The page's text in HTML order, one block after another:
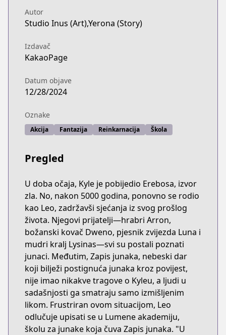
Autor
Studio Inus (Art),Yerona (Story)
Izdavač
KakaoPage
Datum objave
12/28/2024
Oznake
Akcija Fantazija Reinkarnacija Škola
Pregled
U doba očaja, Kyle je pobijedio Erebosa, izvor
zla. No, nakon 5000 godina, ponovno se rodio
kao Leo, zadržavši sjećanja iz svog prošlog
života. Njegovi prijatelji—hrabri Arron,
božanski kovač Dweno, pjesnik zvijezda Luna i
mudri kralj Lysinas—svi su postali poznati
junaci. Međutim, Zapis junaka, nebeski dar
koji bilježi postignuća junaka kroz povijest,
nije imao nikakve tragove o Kyleu, a ljudi u
sadašnjosti ga smatraju samo izmišljenim
likom. Frustriran ovom situacijom, Leo
odlučuje upisati se u Lumene akademiju,
školu za junake koja čuva Zapis junaka. "U